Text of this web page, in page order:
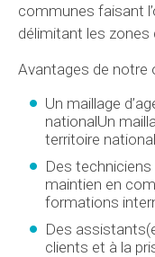
communes faisant
délimitant les zones
Avantages de notre
Un maillage
nationalUn
territoire national.
Des
maintien en
formations
Des
clients et à la